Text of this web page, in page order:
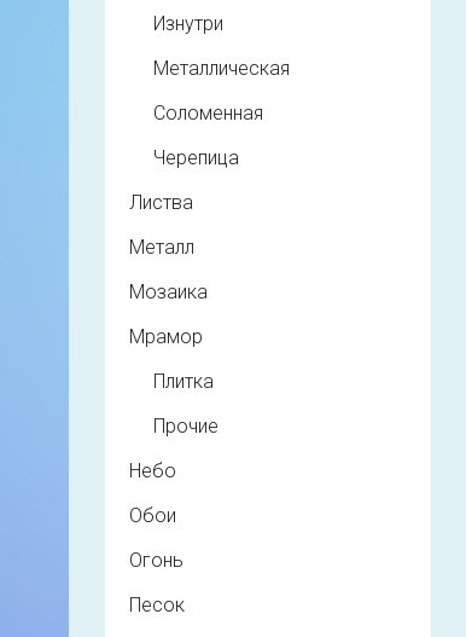
Изнутри
Металлическая
Соломенная
Черепица
Листва
Металл
Мозаика
Мрамор
Плитка
Прочие
Небо
Обои
Огонь
Песок